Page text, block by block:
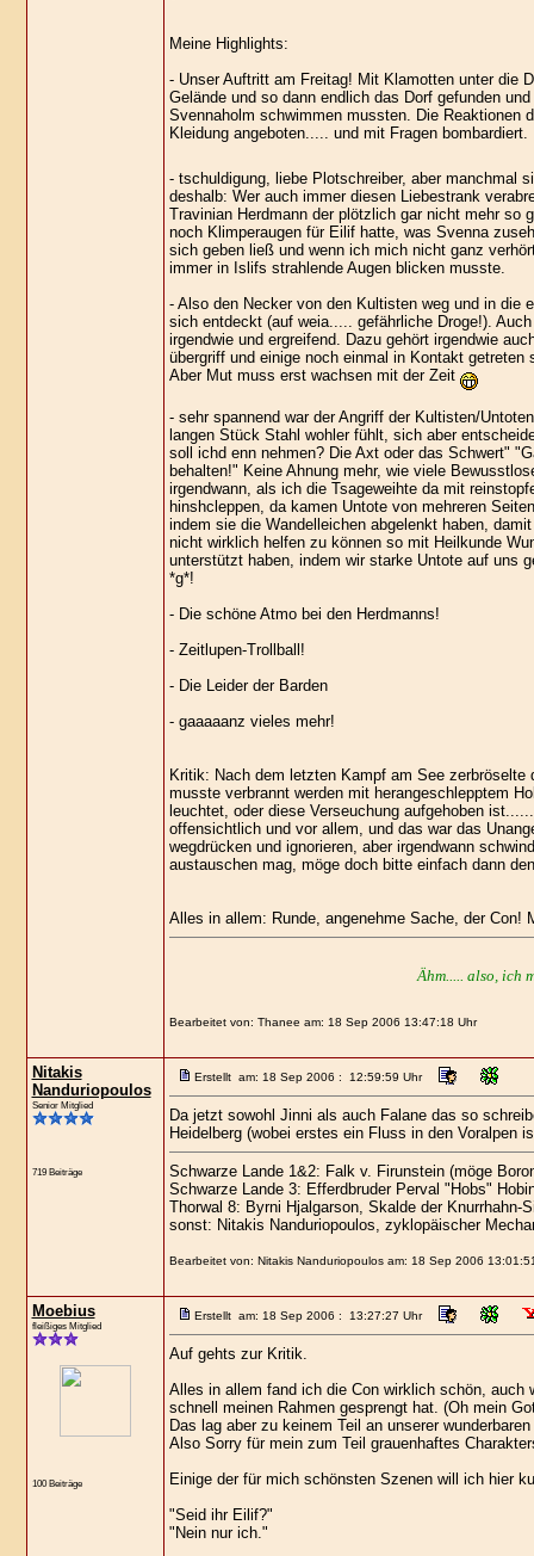
Meine Highlights:
- Unser Auftritt am Freitag! Mit Klamotten unter die
Gelände und so dann endlich das Dorf gefunden
Svennaholm schwimmen mussten. Die Reaktionen
Kleidung angeboten..... und mit Fragen
- tschuldigung, liebe Plotschreiber, aber manchmal
deshalb: Wer auch immer diesen Liebestrank
Travinian Herdmann der plötzlich gar nicht mehr so
noch Klimperaugen für Eilif hatte, was Svenna
sich geben ließ und wenn ich mich nicht ganz
immer in Islifs strahlende Augen blicken musste.
- Also den Necker von den Kultisten weg und in die
sich entdeckt (auf weia..... gefährliche Droge!).
irgendwie und ergreifend. Dazu gehört irgendwie
übergriff und einige noch einmal in Kontakt
Aber Mut muss erst wachsen mit der Zeit
- sehr spannend war der Angriff der Kultisten/
langen Stück Stahl wohler fühlt, sich aber
soll ichd enn nehmen? Die Axt oder das Schwert"
behalten!" Keine Ahnung mehr, wie viele
irgendwann, als ich die Tsageweihte da mit
hinshcleppen, da kamen Untote von mehreren
indem sie die Wandelleichen abgelenkt haben,
nicht wirklich helfen zu können so mit Heilkunde
unterstützt haben, indem wir starke Untote auf uns
*g*!
- Die schöne Atmo bei den Herdmanns!
- Zeitlupen-Trollball!
- Die Leider der Barden
- gaaaaanz vieles mehr!
Kritik: Nach dem letzten Kampf am See
musste verbrannt werden mit herangeschlepptem
leuchtet, oder diese Verseuchung aufgehoben
offensichtlich und vor allem, und das war das
wegdrücken und ignorieren, aber irgendwann
austauschen mag, möge doch bitte einfach dann
Alles in allem: Runde, angenehme Sache, der Con!
Ähm..... also, ich
Bearbeitet von: Thanee am: 18 Sep 2006 13:47:18 Uhr
Nitakis
Nanduriopoulos
Senior Mitglied
719 Beiträge
Erstellt am: 18 Sep 2006 : 12:59:59 Uhr
Da jetzt sowohl Jinni als auch Falane das so
Heidelberg (wobei erstes ein Fluss in den Voralpen
Schwarze Lande 1&2: Falk v. Firunstein (möge
Schwarze Lande 3: Efferdbruder Perval "Hobs"
Thorwal 8: Byrni Hjalgarson, Skalde der Knurrhahn-
sonst: Nitakis Nanduriopoulos, zyklopäischer
Bearbeitet von: Nitakis Nanduriopoulos am: 18 Sep 2006
Moebius
fleißiges Mitglied
100 Beiträge
Erstellt am: 18 Sep 2006 : 13:27:27 Uhr
Auf gehts zur Kritik.
Alles in allem fand ich die Con wirklich schön,
schnell meinen Rahmen gesprengt hat. (Oh mein
Das lag aber zu keinem Teil an unserer
Also Sorry für mein zum Teil grauenhaftes
Einige der für mich schönsten Szenen will ich hier
"Seid ihr Eilif?"
"Nein nur ich."